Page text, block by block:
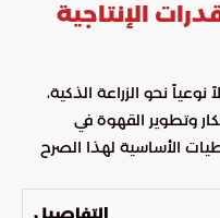
الإنتاجية
نحو الزراعة الذكية،
وتطوير القهوة في
الأساسية لهذا الصرح
التفاصيل